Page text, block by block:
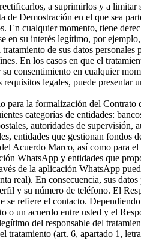
a suprimirlos y a
Demostración en el que sea
En cualquier momento, tiene
en su interés legítimo, por
de sus datos
En los casos en que el
consentimiento en cualquier
legales, puede
para la formalización del
categorías de entidades:
autoridades de
entidades que gestionan fondos
Acuerdo Marco, así como para
WhatsApp y entidades que
de la aplicación WhatsApp
real). En consecuencia, sus
y su número de teléfono. El
se refiere el contacto.
o un acuerdo entre usted y el
del responsable del
tratamiento (art. 6, apartado 1,